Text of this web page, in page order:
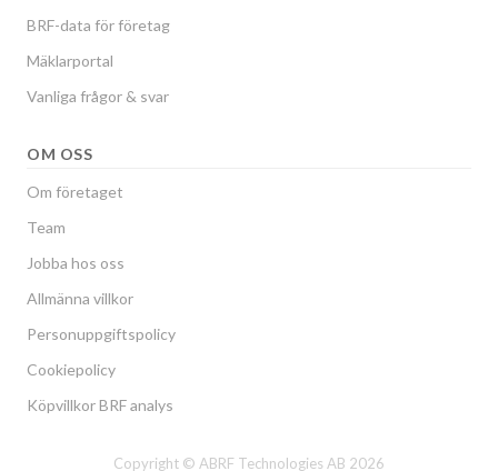
BRF-data för företag
Mäklarportal
Vanliga frågor & svar
OM OSS
Om företaget
Team
Jobba hos oss
Allmänna villkor
Personuppgiftspolicy
Cookiepolicy
Köpvillkor BRF analys
Copyright © ABRF Technologies AB 2026